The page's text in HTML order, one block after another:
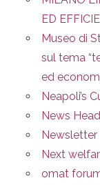
ED
Museo di
sul tema
ed
Neapoli’s
News
Newsletter
Next
omat